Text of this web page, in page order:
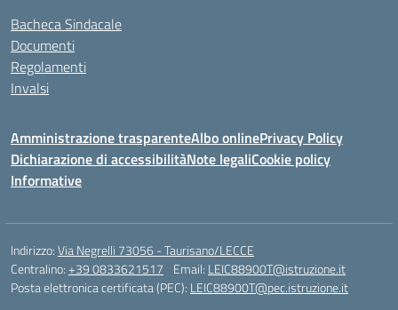
Bacheca Sindacale
Documenti
Regolamenti
Invalsi
Amministrazione trasparenteAlbo onlinePrivacy Policy
Dichiarazione di accessibilitàNote legaliCookie policy
Informative
Indirizzo:Via Negrelli 73056 - Taurisano/LECCE
Centralino:+39 0833621517 Email: LEIC88900T@istruzione.it
Posta elettronica certificata (PEC): LEIC88900T@pec.istruzione.it